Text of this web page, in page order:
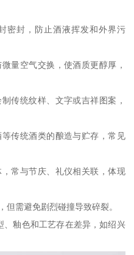
密封，防止酒液挥发和外界污
量空气交换，使酒质更醇厚，
传统纹样、文字或吉祥图案，
传统酒类的酿造与贮存，常见
常与节庆、礼仪相关联，体现
但需避免剧烈碰撞导致碎裂。
、釉色和工艺存在差异，如绍兴